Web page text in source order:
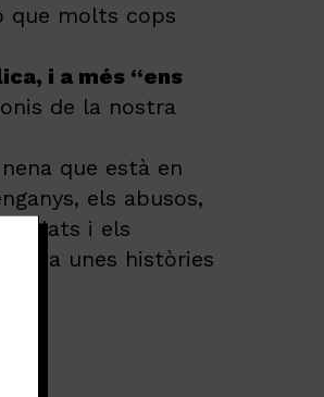
que molts cops
i a més “ens
de la nostra
que està en
els abusos,
relats i els
unes històries